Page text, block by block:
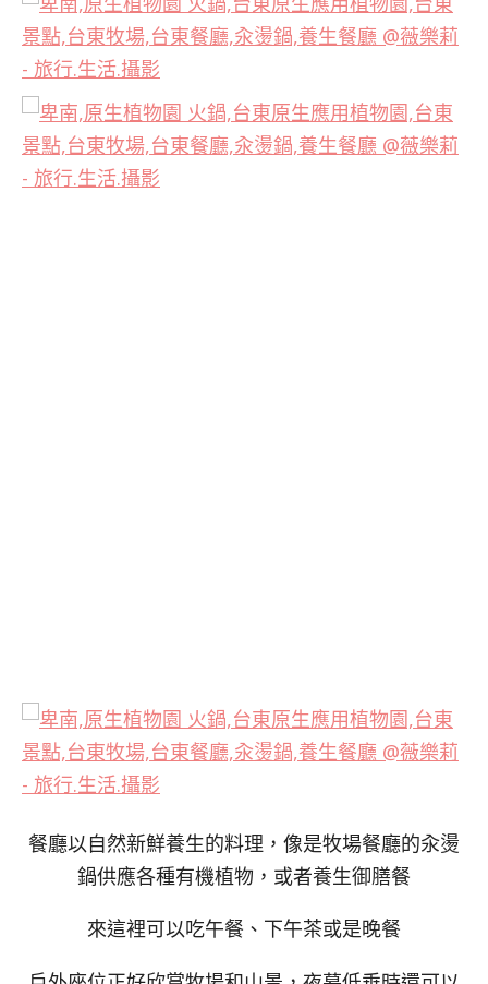
餐廳以自然新鮮養生的料理，像是牧場餐廳的汆燙
鍋供應各種有機植物，或者養生御膳餐
來這裡可以吃午餐、下午茶或是晚餐